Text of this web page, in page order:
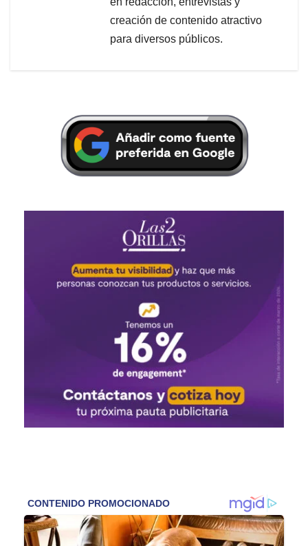
creación de contenido atractivo
para diversos públicos.